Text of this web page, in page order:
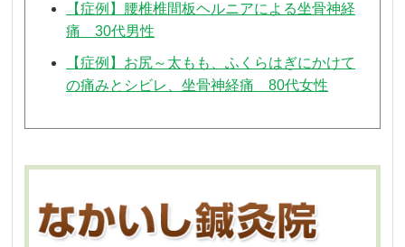
【症例】腰椎椎間板ヘルニアによる坐骨神経
痛 30代男性
【症例】お尻～太もも、ふくらはぎにかけて
の痛みとシビレ、坐骨神経痛 80代女性